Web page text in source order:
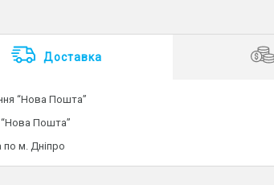
Доставка
“Нова Пошта”
Пошта”
м. Дніпро